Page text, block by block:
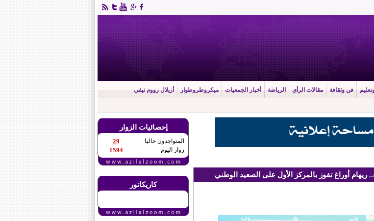
فن وثقافة مقالات الرأي الرياضة أخبار الجمعيات ميكروطروطوار أزيلال زووم تيفي
إحصائيات الزوار
المتواجدون حاليا 29
زوار اليوم 1594
كاريكاتور
ريهام أوراغ تفوز بالمركز الأول على الصعيد الوطني